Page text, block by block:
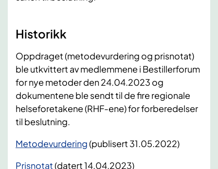
Historikk
Oppdraget (metodevurdering og prisnotat)
ble utkvittert av medlemmene i Bestillerforum
for nye metoder den 24.04.2023 og
dokumentene ble sendt til de fire regionale
helseforetakene (RHF-ene) for forberedelser
til beslutning.
Metodevurdering(publisert 31.05.2022)
Prisnotat(datert 14.04.2023)